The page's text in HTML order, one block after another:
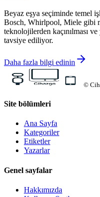
Beyaz eşya seçiminde temel
Bosch, Whirlpool, Miele gibi
teknolojilerden kaçınılması
tavsiye ediliyor.
Daha fazla bilgi edinin
©
Site bölümleri
Ana Sayfa
Kategoriler
Etiketler
Yazarlar
Genel sayfalar
Hakkımızda